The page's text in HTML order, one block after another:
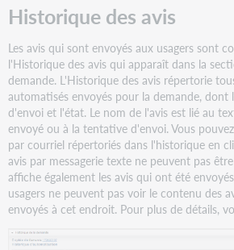
Historique des avis
Les avis qui sont envoyés aux usagers sont
l'Historique des avis qui apparaît dans la
demande. L'Historique des avis répertorie
automatisés envoyés pour la demande, dont
d'envoi et l'état. Le nom de l'avis est lié au
envoyé ou à la tentative d'envoi. Vous
par courriel répertoriés dans l'historique en
avis par messagerie texte ne peuvent pas
affiche également les avis qui ont été
usagers ne peuvent pas voir le contenu des
envoyés à cet endroit. Pour plus de détails,